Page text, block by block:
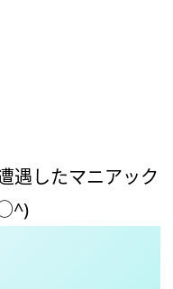
遇したマニアック